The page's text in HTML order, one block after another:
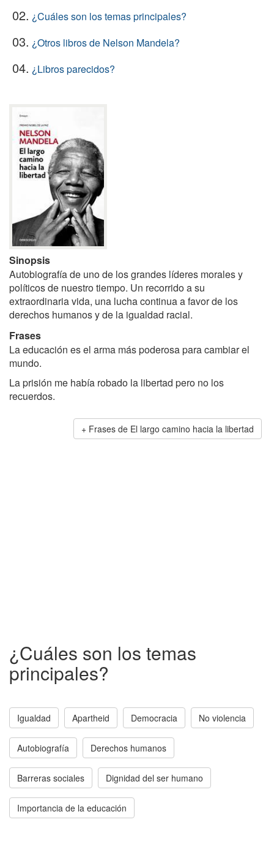
02. ¿Cuáles son los temas principales?
03. ¿Otros libros de Nelson Mandela?
04. ¿Libros parecidos?
Sinopsis
Autobiografía de uno de los grandes líderes morales y
políticos de nuestro tiempo. Un recorrido a su
extraordinaria vida, una lucha continua a favor de los
derechos humanos y de la igualdad racial.
Frases
La educación es el arma más poderosa para cambiar el
mundo.
La prisión me había robado la libertad pero no los
recuerdos.
Frases de El largo camino hacia la libertad
¿Cuáles son los temas
principales?
Igualdad Apartheid Democracia No violencia
Autobiografía Derechos humanos
Barreras sociales Dignidad del ser humano
Importancia de la educación